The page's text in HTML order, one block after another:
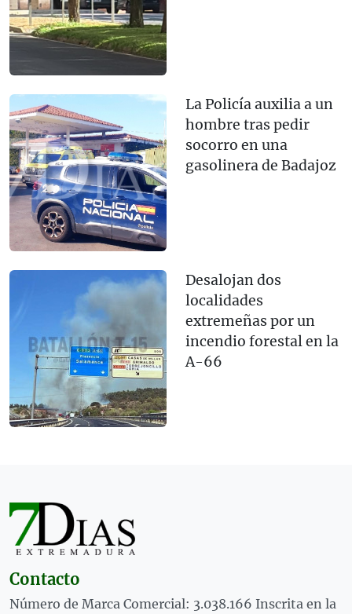
La Policía auxilia a un
hombre tras pedir
socorro en una
gasolinera de Badajoz
Desalojan dos
localidades
extremeñas por un
incendio forestal en la
A-66
Contacto
Número de Marca Comercial: 3.038.166 Inscrita en la